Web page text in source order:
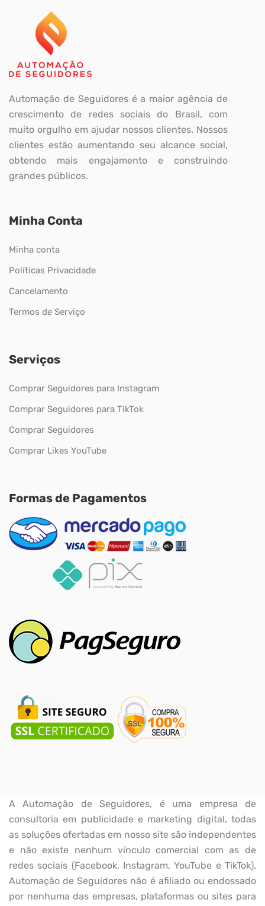
Automação de Seguidores é a maior agência de
crescimento de redes sociais do Brasil, com
muito orgulho em ajudar nossos clientes. Nossos
clientes estão aumentando seu alcance social,
obtendo mais engajamento e construindo
grandes públicos.
Minha Conta
Minha conta
Políticas Privacidade
Cancelamento
Termos de Serviço
Serviços
Comprar Seguidores para Instagram
Comprar Seguidores para TikTok
Comprar Seguidores
Comprar Likes YouTube
Formas de Pagamentos
A Automação de Seguidores, é uma empresa de
consultoria em publicidade e marketing digital, todas
as soluções ofertadas em nosso site são independentes
e não existe nenhum vínculo comercial com as de
redes sociais (Facebook, Instagram, YouTube e TikTok).
Automação de Seguidores não é afiliado ou endossado
por nenhuma das empresas, plataformas ou sites para